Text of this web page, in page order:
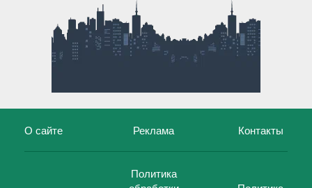
О сайте Реклама Контакты
Политика